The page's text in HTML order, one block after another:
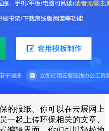
的报纸。你可以在云展网上
一起上传环保相关的文章、